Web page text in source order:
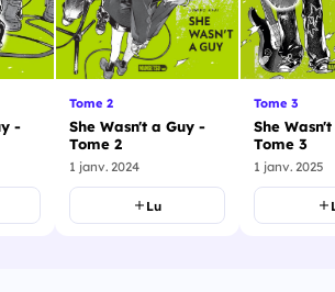
-
Tome 2
She Wasn't a Guy -
Tome 2
1 janv. 2024
Lu
Tome 3
She
Tome 3
1 janv. 2025